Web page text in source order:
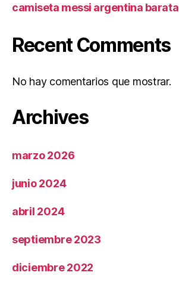
camiseta messi argentina barata
Recent Comments
No hay comentarios que mostrar.
Archives
marzo 2026
junio 2024
abril 2024
septiembre 2023
diciembre 2022